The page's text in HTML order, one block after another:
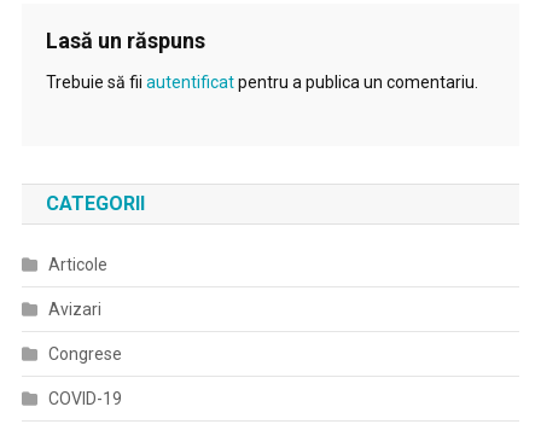
Lasă un răspuns
Trebuie să fii autentificatpentru a publica un comentariu.
CATEGORII
Articole
Avizari
Congrese
COVID-19